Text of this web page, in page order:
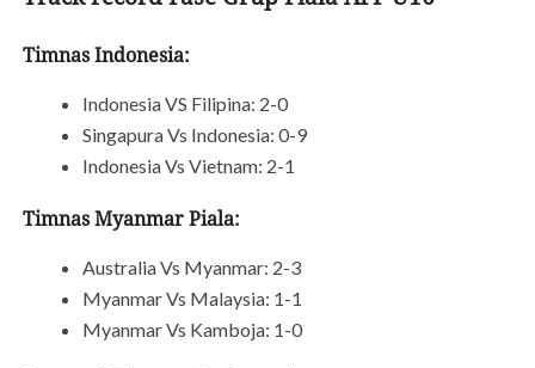
Timnas Indonesia:
Indonesia VS Filipina: 2-0
Singapura Vs Indonesia: 0-9
Indonesia Vs Vietnam: 2-1
Timnas Myanmar Piala:
Australia Vs Myanmar: 2-3
Myanmar Vs Malaysia: 1-1
Myanmar Vs Kamboja: 1-0